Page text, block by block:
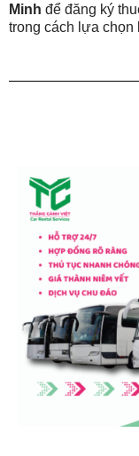
Minh để đăng ký
trong cách lựa chọn